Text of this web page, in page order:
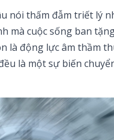
nói thấm đẫm triết lý
mà cuộc sống ban
là động lực âm thầm
là một sự biến